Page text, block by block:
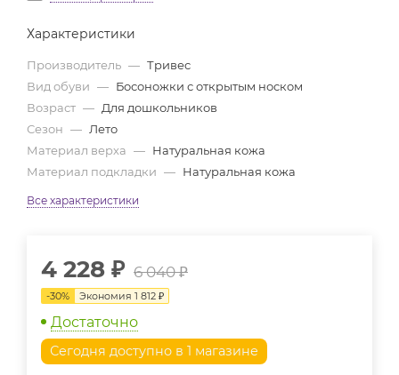
Характеристики
Производитель — Тривес
Вид обуви — Босоножки с открытым носком
Возраст — Для дошкольников
Сезон — Лето
Материал верха — Натуральная кожа
Материал подкладки — Натуральная кожа
Все характеристики
4 228 ₽ 6 040₽
-30% Экономия 1 812 ₽
Достаточно
Сегодня доступно в 1 магазине